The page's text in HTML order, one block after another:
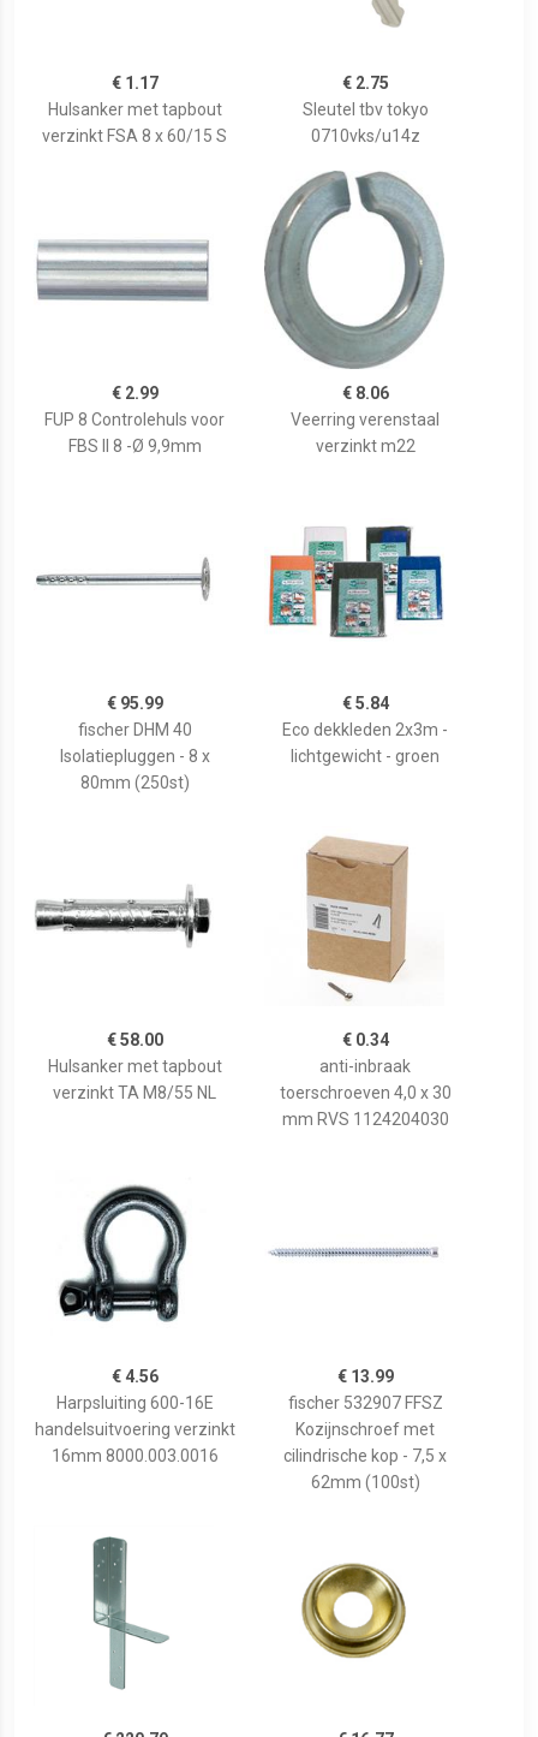
€ 1.17
Hulsanker met tapbout
verzinkt FSA 8 x 60/15 S
€ 2.75
Sleutel tbv tokyo
0710vks/u14z
€ 2.99
FUP 8 Controlehuls voor
FBS II 8 -Ø 9,9mm
€ 8.06
Veerring verenstaal
verzinkt m22
€ 95.99
fischer DHM 40
Isolatiepluggen - 8 x
80mm (250st)
€ 5.84
Eco dekkleden 2x3m -
lichtgewicht - groen
€ 58.00
Hulsanker met tapbout
verzinkt TA M8/55 NL
€ 0.34
anti-inbraak
toerschroeven 4,0 x 30
mm RVS 1124204030
€ 4.56
Harpsluiting 600-16E
handelsuitvoering verzinkt
16mm 8000.003.0016
€ 13.99
fischer 532907 FFSZ
Kozijnschroef met
cilindrische kop - 7,5 x
62mm (100st)